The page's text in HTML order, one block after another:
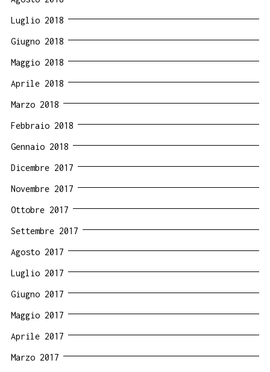
Luglio 2018
Giugno 2018
Maggio 2018
Aprile 2018
Marzo 2018
Febbraio 2018
Gennaio 2018
Dicembre 2017
Novembre 2017
Ottobre 2017
Settembre 2017
Agosto 2017
Luglio 2017
Giugno 2017
Maggio 2017
Aprile 2017
Marzo 2017